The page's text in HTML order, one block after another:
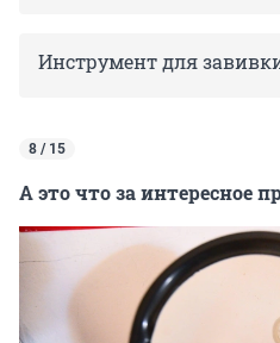
Инструмент для
8 / 15
А это что за интересное